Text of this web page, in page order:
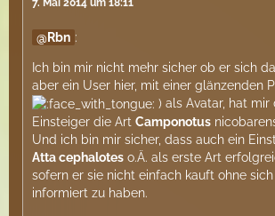
Rbn :
Ich bin mir nicht mehr sicher ob er sich
aber ein User hier, mit einer glänzenden
) als Avatar, hat mir
Einsteiger die Art Camponotus
Und ich bin mir sicher, dass auch ein
Atta cephalotes o.Ä. als erste Art
sofern er sie nicht einfach kauft ohne
informiert zu haben.